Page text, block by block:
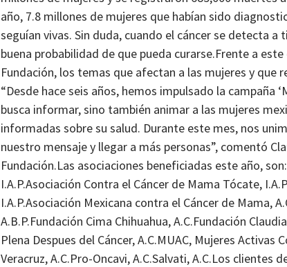
año, 7.8 millones de mujeres que habían sido
seguían vivas. Sin duda, cuando el cáncer se detecta
buena probabilidad de que pueda curarse.Frente a
Fundación, los temas que afectan a las mujeres y que
“Desde hace seis años, hemos impulsado la campaña
busca informar, sino también animar a las mujeres
informadas sobre su salud. Durante este mes, nos
nuestro mensaje y llegar a más personas”, comentó
Fundación.Las asociaciones beneficiadas este año,
I.A.P.Asociación Contra el Cáncer de Mama Tócate,
I.A.P.Asociación Mexicana contra el Cáncer de Mama,
A.B.P.Fundación Cima Chihuahua, A.C.Fundación
Plena Despues del Cáncer, A.C.MUAC, Mujeres
Veracruz, A.C.Pro-Oncavi, A.C.Salvati, A.C.Los clientes